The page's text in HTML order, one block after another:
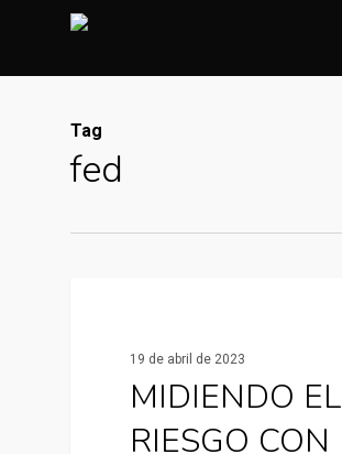
main
Tag
fed
19 de abril de 2023
MIDIENDO EL
RIESGO CON